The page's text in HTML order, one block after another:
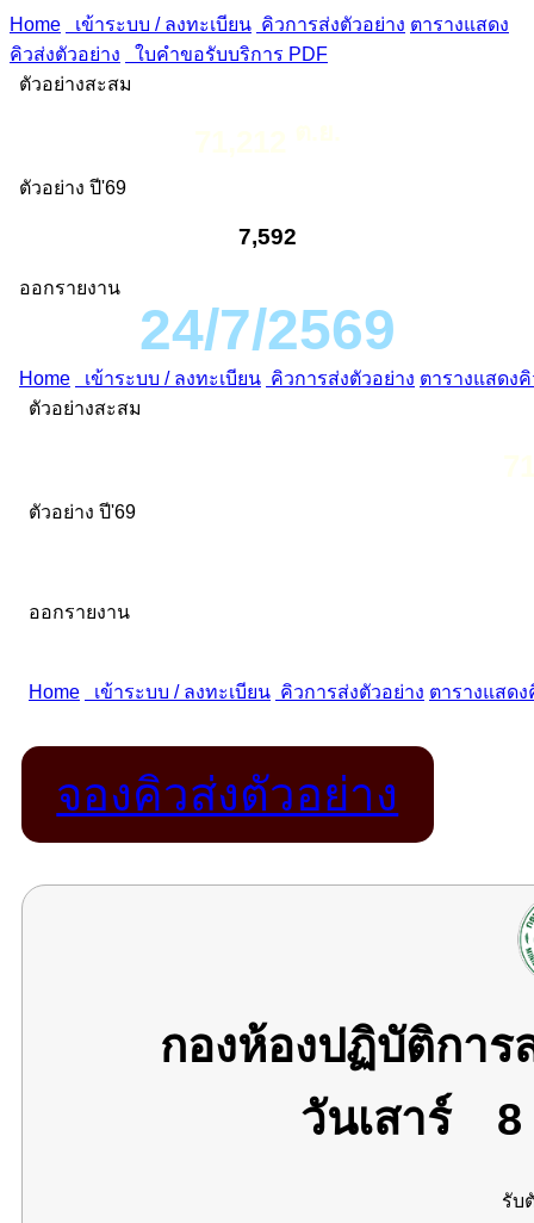
Home เข้าระบบ / ลงทะเบียน คิวการส่งตัวอย่าง ตารางแสดง
คิวส่งตัวอย่าง
ใบคำขอรับบริการ PDF
ตัวอย่างสะสม
ตัวอย่าง ปี'69
7,592
ออกรายงาน
24/7/2569
จองคิวส่งตัวอย่าง
กองห้องปฏิบัติกา
วันเสาร์
รับ